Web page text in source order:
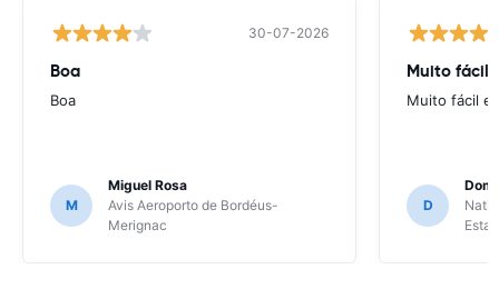
30-07-2026
Boa
Boa
M
Miguel Rosa
Avis Aeroporto de Bordéus-
Merignac
Muito fácil
Muito fácil e
D